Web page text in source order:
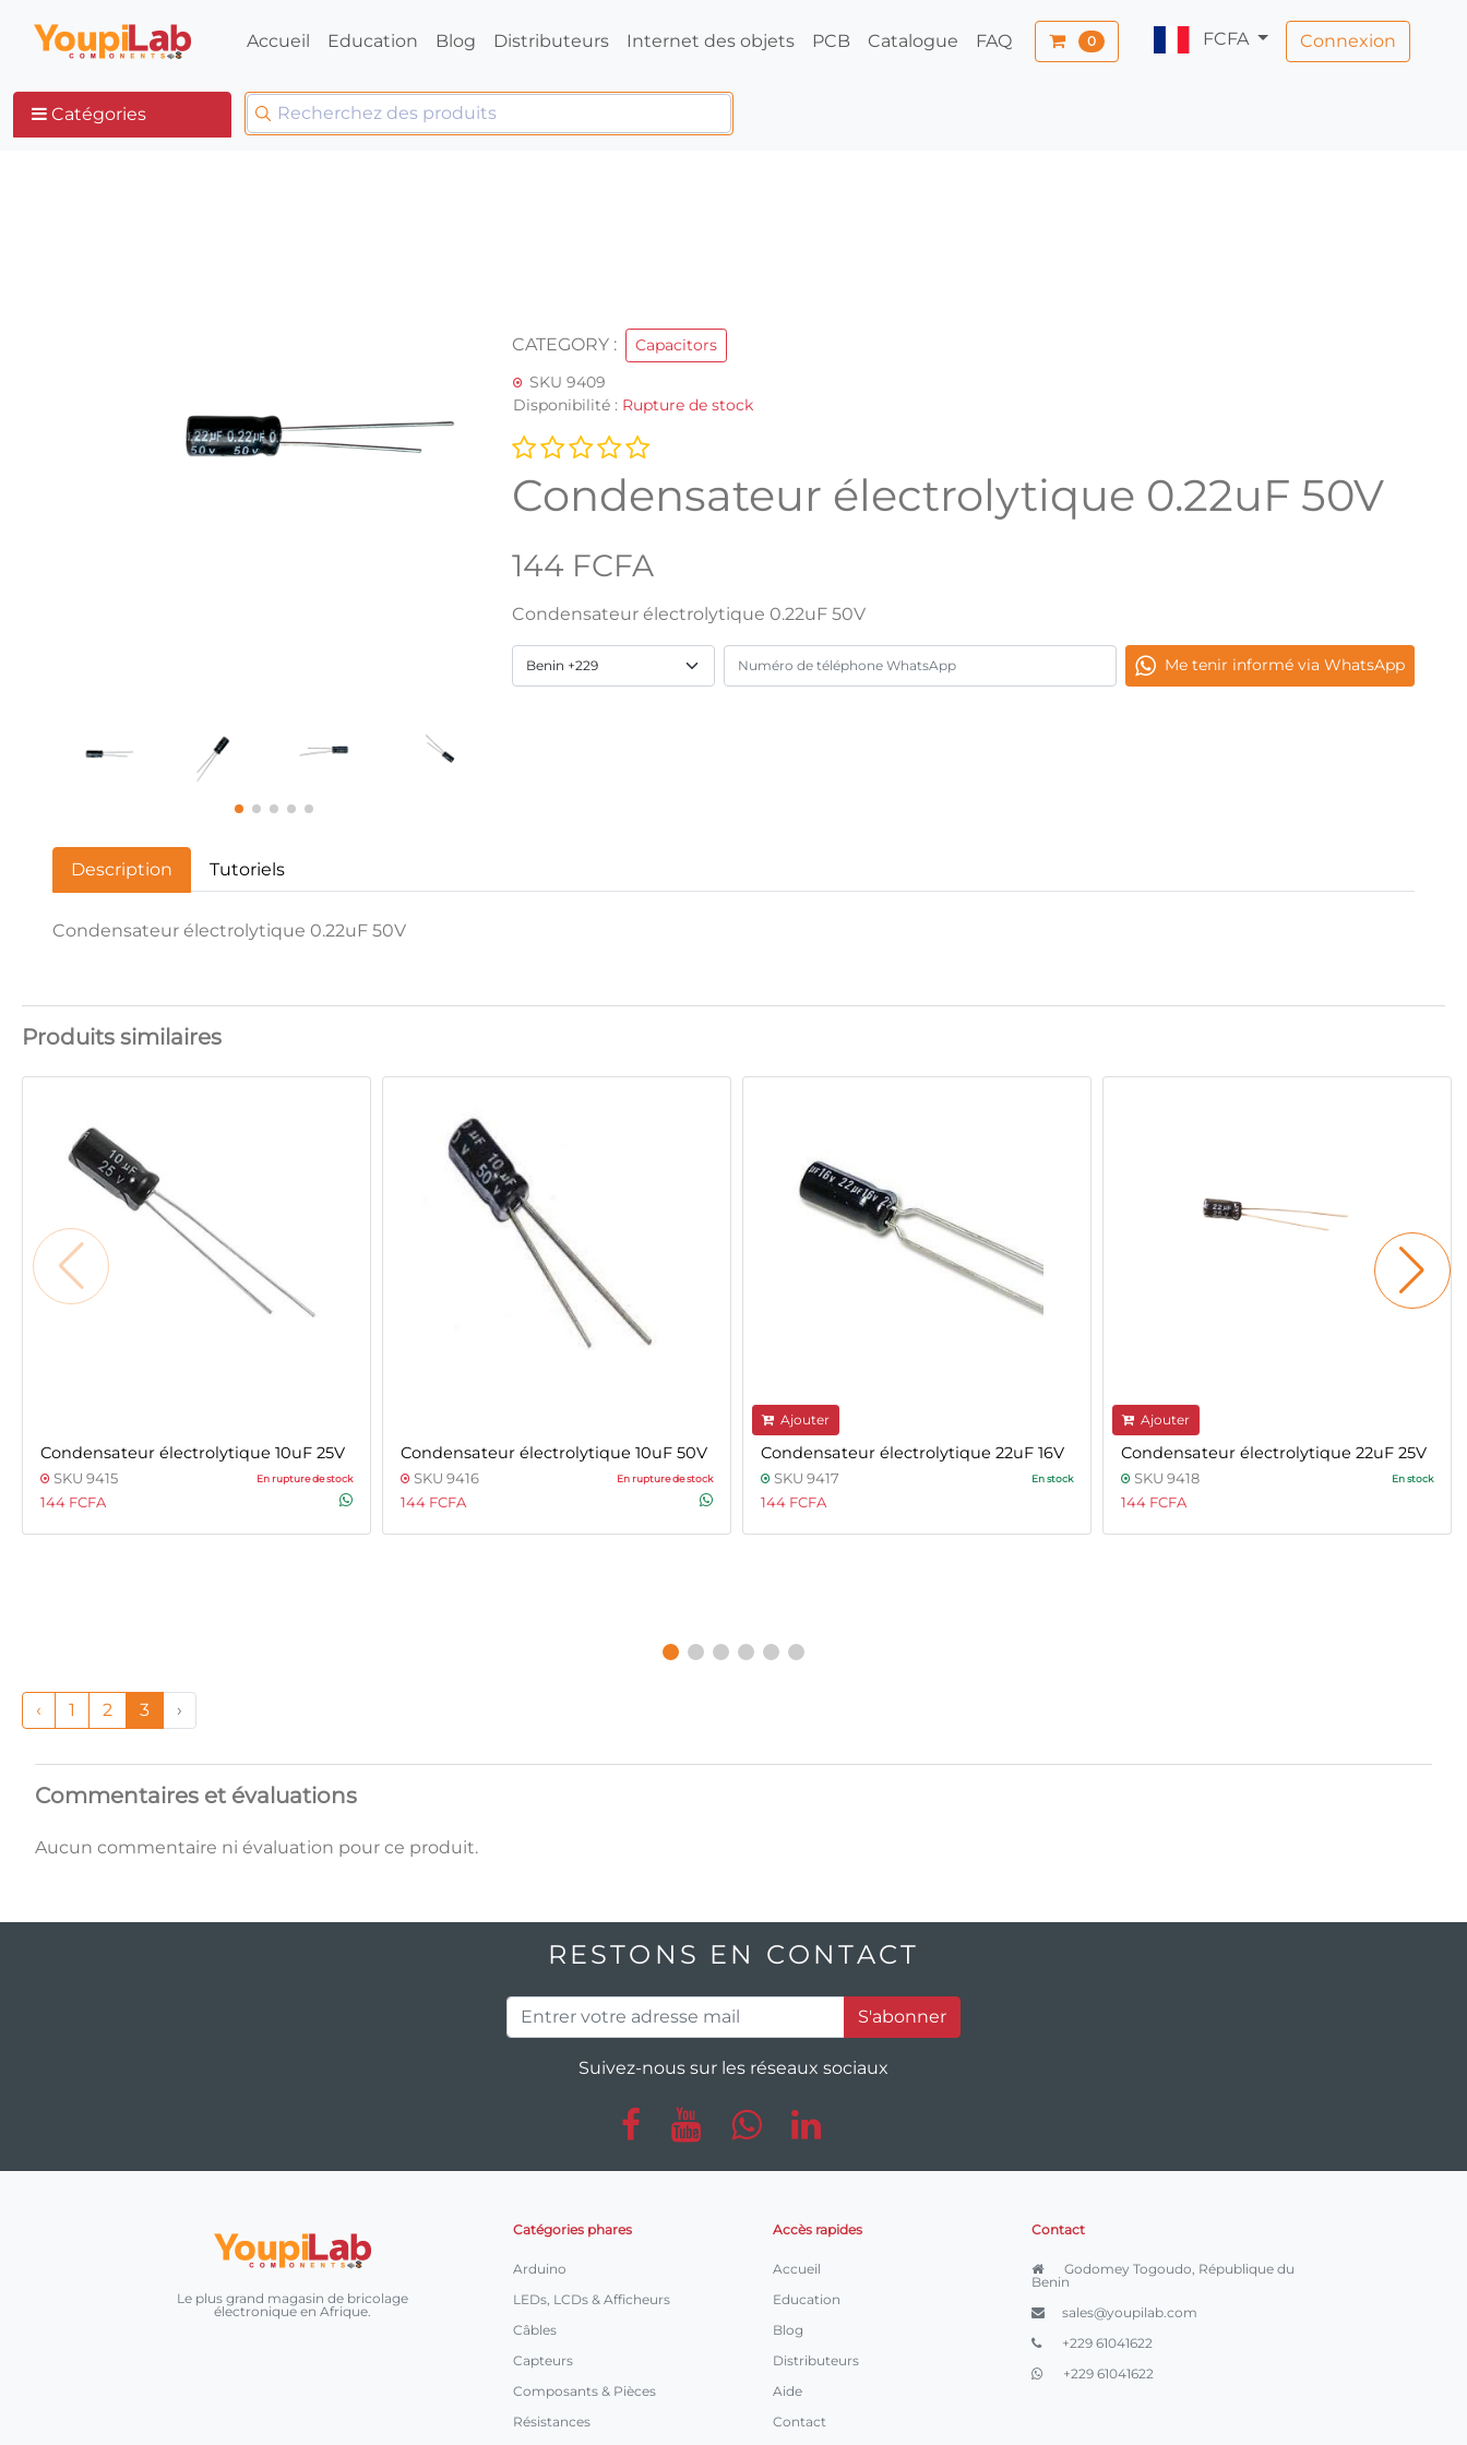
Accueil Education Blog Distributeurs Internet des objets PCB Catalogue FAQ 0 FCFA Connexion
Catégories
CATEGORY :
Capacitors
SKU 9409
Disponibilité : Rupture de stock
Condensateur électrolytique 0.22uF 50V
144 FCFA
Condensateur électrolytique 0.22uF 50V
Me tenir informé via WhatsApp
Description Tutoriels
Condensateur électrolytique 0.22uF 50V
Produits similaires
Condensateur électrolytique 10uF 25V
SKU 9415 En rupture de stock
144 FCFA
Condensateur électrolytique 10uF 50V
SKU 9416 En rupture de stock
144 FCFA
Ajouter
Condensateur électrolytique 22uF 16V
SKU 9417 En stock
144 FCFA
Ajouter
Condensateur électrolytique 22uF 25V
SKU 9418 En stock
144 FCFA
‹ 1 2 3 ›
Commentaires et évaluations
Aucun commentaire ni évaluation pour ce produit.
RESTONS EN CONTACT
S'abonner
Suivez-nous sur les réseaux sociaux
Le plus grand magasin de bricolage
électronique en Afrique.
Catégories phares
Arduino
LEDs, LCDs & Afficheurs
Câbles
Capteurs
Composants & Pièces
Résistances
Accès rapides
Accueil
Education
Blog
Distributeurs
Aide
Contact
Contact
Godomey Togoudo, République du
Benin
sales@youpilab.com
+229 61041622
+229 61041622